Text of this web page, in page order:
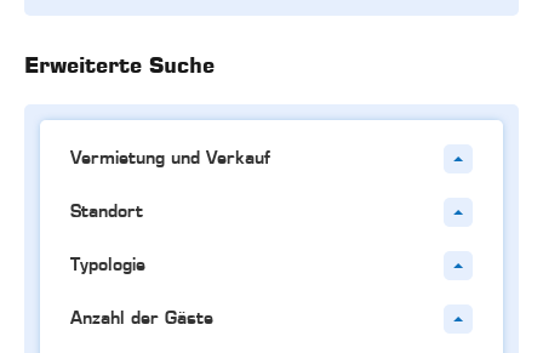
Erweiterte Suche
Vermietung und Verkauf
Standort
Typologie
Anzahl der Gäste